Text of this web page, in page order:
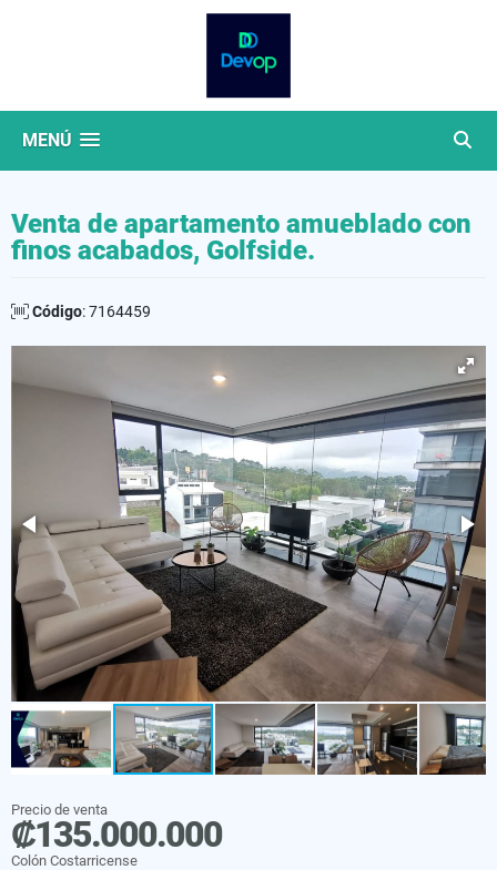
MENÚ
Venta de apartamento amueblado con
finos acabados, Golfside.
Código: 7164459
Precio de venta
₡135.000.000
Colón Costarricense